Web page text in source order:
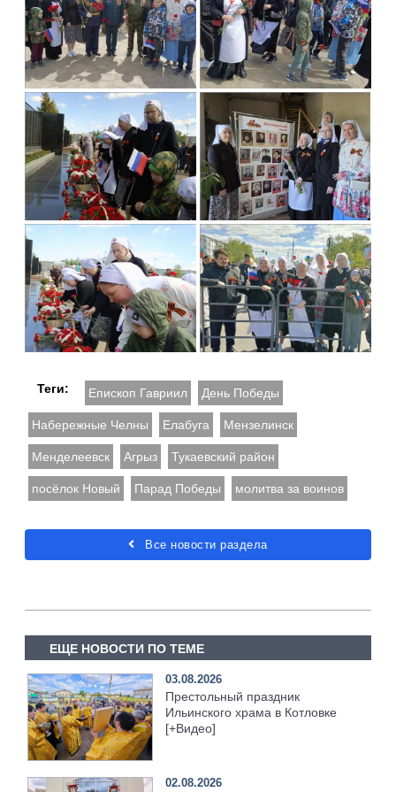
Теги: Епископ Гавриил День Победы
Набережные Челны Елабуга Мензелинск
Менделеевск Агрыз Тукаевский район
посёлок Новый Парад Победы молитва за воинов
Все новости раздела
ЕЩЕ НОВОСТИ ПО ТЕМЕ
03.08.2026
Престольный праздник
Ильинского храма в Котловке
[+Видео]
02.08.2026